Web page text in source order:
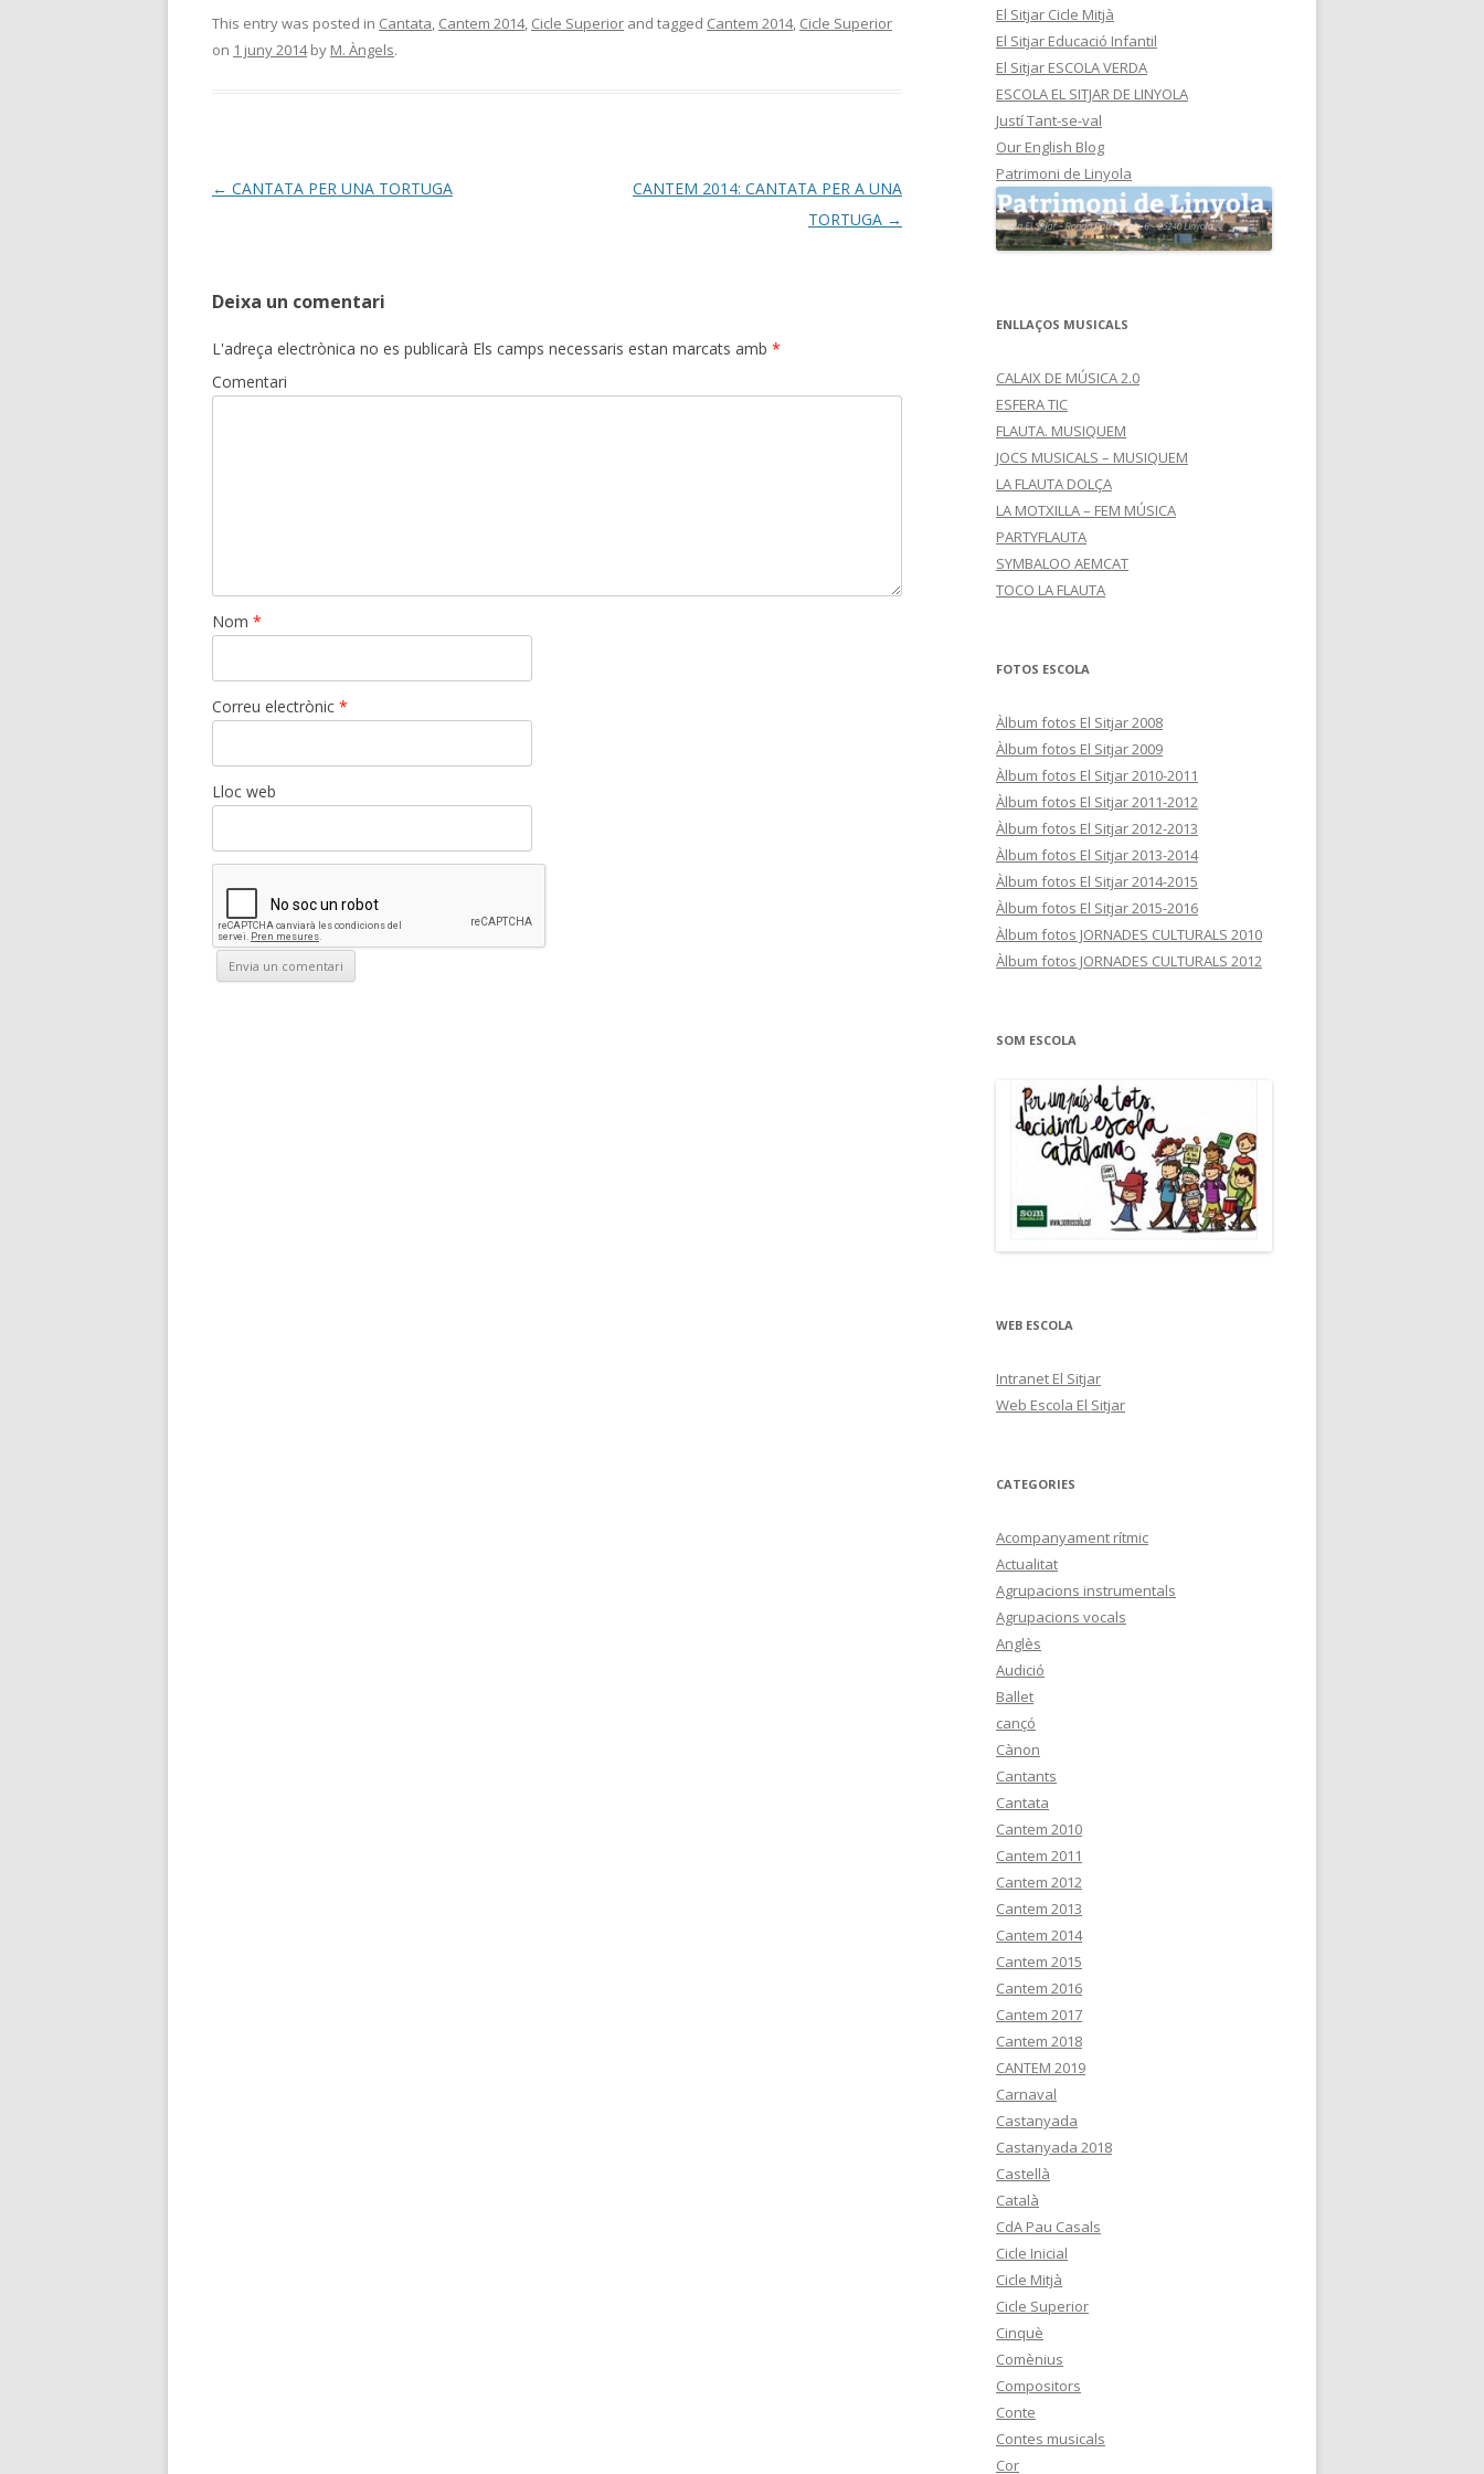
e
b
k
itt
er
m
p
ix
This entry was posted in Cantata, Cantem 2014, Cicle Superior and tagged Cantem 2014, Cicle Superior
on 1 juny 2014by M. Àngels.
Post
← CANTATA PER UNA TORTUGA
CANTEM 2014: CANTATA PER A UNA
TORTUGA →
Deixa un comentari
L'adreça electrònica no es publicarà Els camps necessaris estan marcats amb *
Comentari
Nom *
Correu electrònic *
Lloc web
El Sitjar Cicle Mitjà
El Sitjar Educació Infantil
El Sitjar ESCOLA VERDA
ESCOLA EL SITJAR DE LINYOLA
Justí Tant-se-val
Our English Blog
Patrimoni de Linyola
ENLLAÇOS MUSICALS
CALAIX DE MÚSICA 2.0
ESFERA TIC
FLAUTA. MUSIQUEM
JOCS MUSICALS – MUSIQUEM
LA FLAUTA DOLÇA
LA MOTXILLA – FEM MÚSICA
PARTYFLAUTA
SYMBALOO AEMCAT
TOCO LA FLAUTA
FOTOS ESCOLA
Àlbum fotos El Sitjar 2008
Àlbum fotos El Sitjar 2009
Àlbum fotos El Sitjar 2010-2011
Àlbum fotos El Sitjar 2011-2012
Àlbum fotos El Sitjar 2012-2013
Àlbum fotos El Sitjar 2013-2014
Àlbum fotos El Sitjar 2014-2015
Àlbum fotos El Sitjar 2015-2016
Àlbum fotos JORNADES CULTURALS 2010
Àlbum fotos JORNADES CULTURALS 2012
SOM ESCOLA
WEB ESCOLA
Intranet El Sitjar
Web Escola El Sitjar
CATEGORIES
Acompanyament rítmic
Actualitat
Agrupacions instrumentals
Agrupacions vocals
Anglès
Audició
Ballet
cançó
Cànon
Cantants
Cantata
Cantem 2010
Cantem 2011
Cantem 2012
Cantem 2013
Cantem 2014
Cantem 2015
Cantem 2016
Cantem 2017
Cantem 2018
CANTEM 2019
Carnaval
Castanyada
Castanyada 2018
Castellà
Català
CdA Pau Casals
Cicle Inicial
Cicle Mitjà
Cicle Superior
Cinquè
Comènius
Compositors
Conte
Contes musicals
Cor